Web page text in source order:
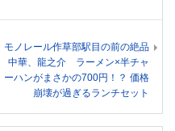
モノレール作草部駅目の前の絶品
中華、龍之介 ラーメン×半チャ
ーハンがまさかの700円！？ 価格
崩壊が過ぎるランチセット